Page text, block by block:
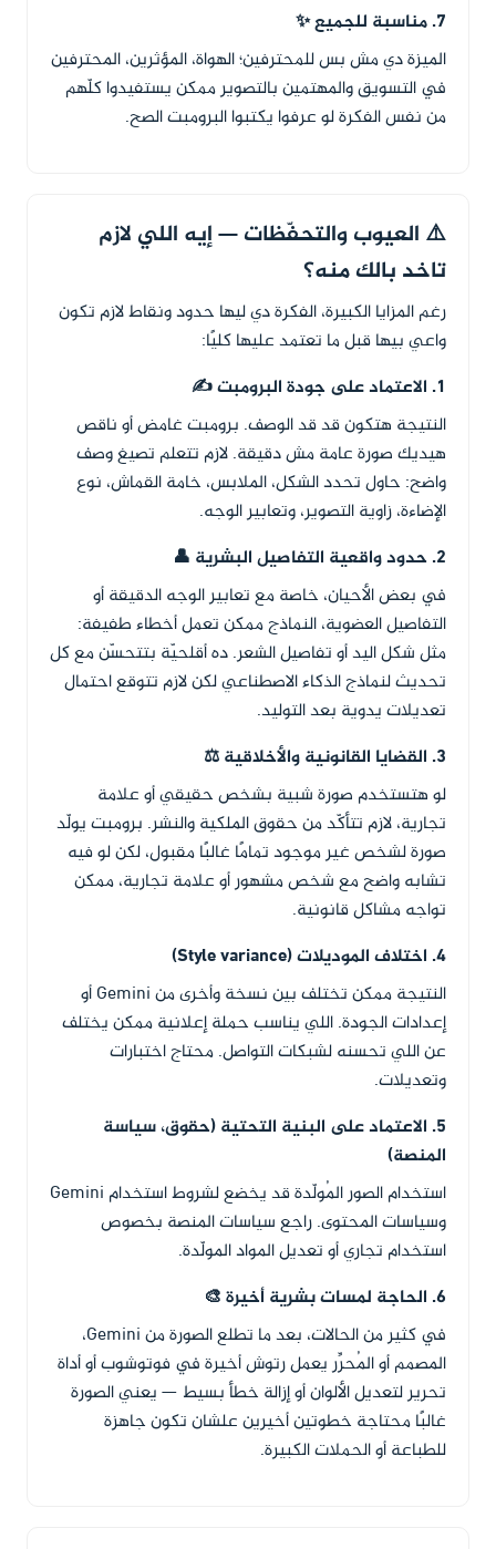
7. مناسبة للجميع ✨
الميزة دي مش بس للمحترفين؛ الهواة، المؤثرين، المحترفين
في التسويق والمهتمين بالتصوير ممكن يستفيدوا كلّهم
من نفس الفكرة لو عرفوا يكتبوا البرومبت الصح.
⚠️ العيوب والتحفّظات — إيه اللي لازم
تاخد بالك منه؟
رغم المزايا الكبيرة، الفكرة دي ليها حدود ونقاط لازم تكون
واعي بيها قبل ما تعتمد عليها كليًا:
1. الاعتماد على جودة البرومبت ✍️
النتيجة هتكون قد قد الوصف. برومبت غامض أو ناقص
هيديك صورة عامة مش دقيقة. لازم تتعلم تصيغ وصف
واضح: حاول تحدد الشكل، الملابس، خامة القماش، نوع
الإضاءة، زاوية التصوير، وتعابير الوجه.
2. حدود واقعية التفاصيل البشرية 👤
في بعض الأحيان، خاصة مع تعابير الوجه الدقيقة أو
التفاصيل العضوية، النماذج ممكن تعمل أخطاء طفيفة:
مثل شكل اليد أو تفاصيل الشعر. ده أقلحيّة بتتحسّن مع كل
تحديث لنماذج الذكاء الاصطناعي لكن لازم تتوقع احتمال
تعديلات يدوية بعد التوليد.
3. القضايا القانونية والأخلاقية ⚖️
لو هتستخدم صورة شبية بشخص حقيقي أو علامة
تجارية، لازم تتأكّد من حقوق الملكية والنشر. برومبت يولّد
صورة لشخص غير موجود تمامًا غالبًا مقبول، لكن لو فيه
تشابه واضح مع شخص مشهور أو علامة تجارية، ممكن
تواجه مشاكل قانونية.
4. اختلاف الموديلات (Style variance)
النتيجة ممكن تختلف بين نسخة وأخرى من Gemini أو
إعدادات الجودة. اللي يناسب حملة إعلانية ممكن يختلف
عن اللي تحسنه لشبكات التواصل. محتاج اختبارات
وتعديلات.
5. الاعتماد على البنية التحتية (حقوق، سياسة
المنصة)
استخدام الصور المُولّدة قد يخضع لشروط استخدام Gemini
وسياسات المحتوى. راجع سياسات المنصة بخصوص
استخدام تجاري أو تعديل المواد المولّدة.
6. الحاجة لمسات بشرية أخيرة 🎨
في كثير من الحالات، بعد ما تطلع الصورة من Gemini،
المصمم أو المُحرِّر يعمل رتوش أخيرة في فوتوشوب أو أداة
تحرير لتعديل الألوان أو إزالة خطأ بسيط — يعني الصورة
غالبًا محتاجة خطوتين أخيرين علشان تكون جاهزة
للطباعة أو الحملات الكبيرة.